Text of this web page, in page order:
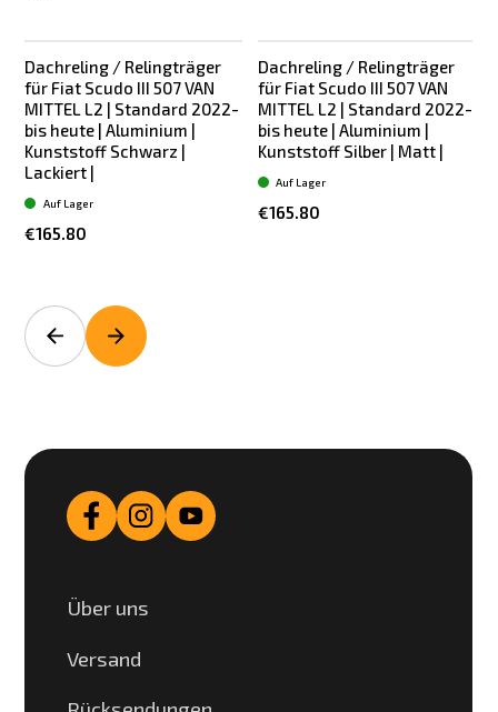
Dachreling / Relingträger
für Fiat Scudo III 507 VAN
MITTEL L2 | Standard 2022-
bis heute | Aluminium |
Kunststoff Schwarz |
Lackiert |
€165.80
Auf Lager
Dachreling / Relingträger
für Fiat Scudo III 507 VAN
MITTEL L2 | Standard 2022-
bis heute | Aluminium |
Kunststoff Silber | Matt |
€165.80
Auf Lager
Über uns
Versand